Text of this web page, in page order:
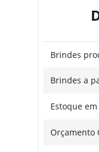
Brindes
Brindes a
Estoque
Orçamento